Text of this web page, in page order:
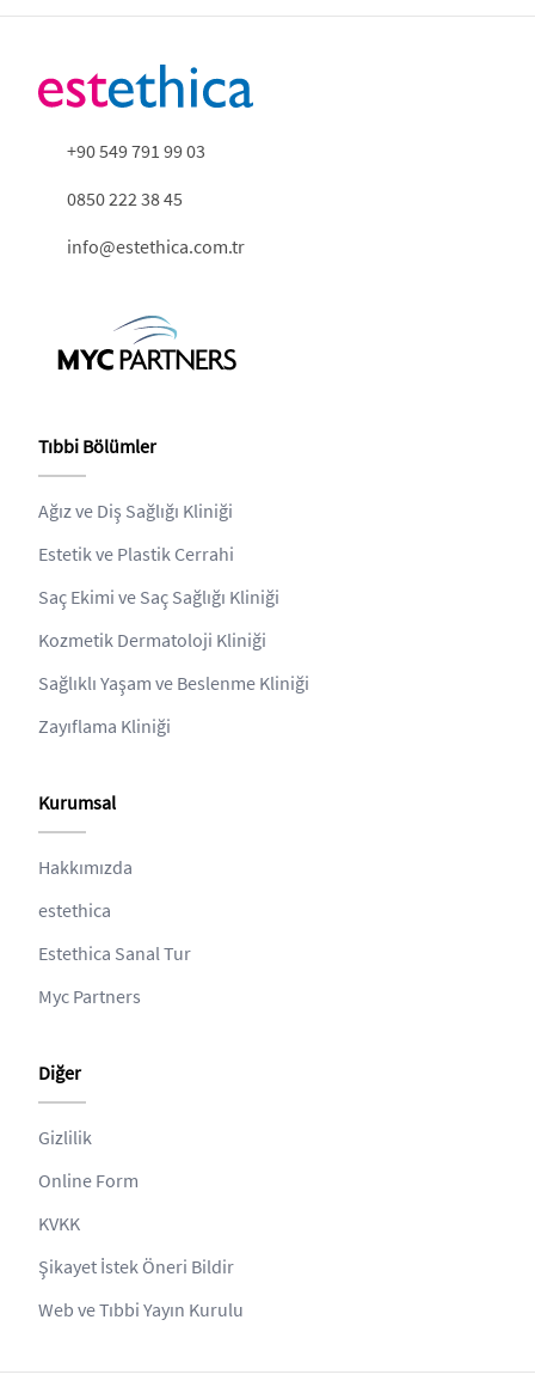
+90 549 791 99 03
0850 222 38 45
info@estethica.com.tr
Tıbbi Bölümler
Ağız ve Diş Sağlığı Kliniği
Estetik ve Plastik Cerrahi
Saç Ekimi ve Saç Sağlığı Kliniği
Kozmetik Dermatoloji Kliniği
Sağlıklı Yaşam ve Beslenme Kliniği
Zayıflama Kliniği
Kurumsal
Hakkımızda
estethica
Estethica Sanal Tur
Myc Partners
Diğer
Gizlilik
Online Form
KVKK
Şikayet İstek Öneri Bildir
Web ve Tıbbi Yayın Kurulu